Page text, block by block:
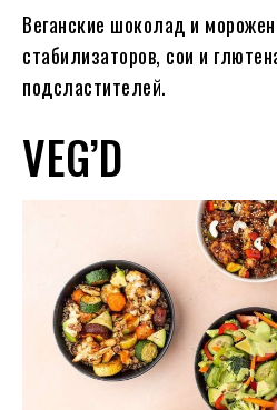
Веганские шоколад и
стабилизаторов, сои и
подсластителей.
VEG’D